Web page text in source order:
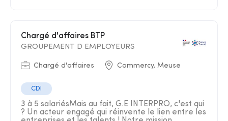
Chargé d'affaires BTP
GROUPEMENT D EMPLOYEURS
Chargé d'affaires Commercy, Meuse
CDI
3 à 5 salariésMais au fait, G.E INTERPRO, c'est qui
? Un acteur engagé qui réinvente le lien entre les